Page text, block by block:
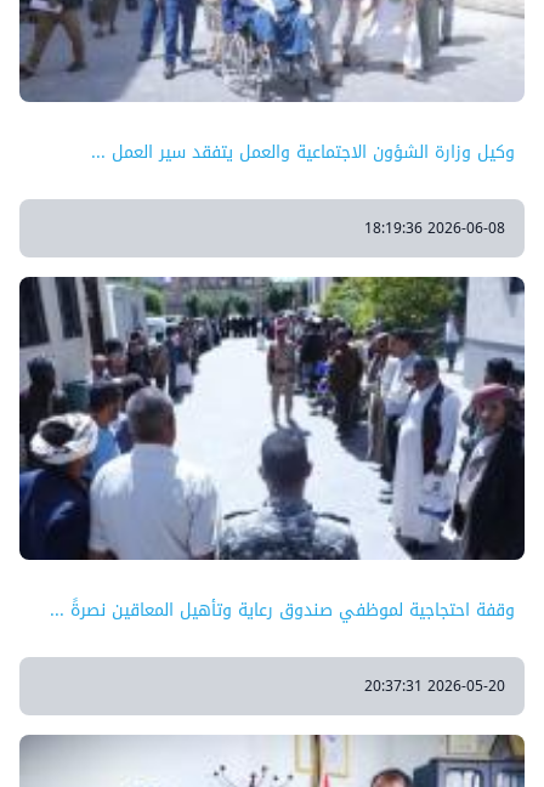
وكيل وزارة الشؤون الاجتماعية والعمل يتفقد سير العمل ...
2026-06-08 18:19:36
وقفة احتجاجية لموظفي صندوق رعاية وتأهيل المعاقين نصرةً ...
2026-05-20 20:37:31